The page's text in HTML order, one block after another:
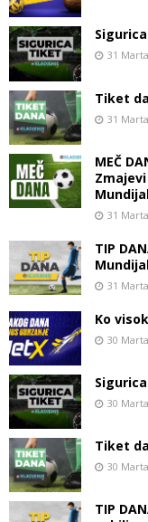
31
Tiket
31
MEČ
31
TIP
31
Ko
30
30
Tiket
30
TIP